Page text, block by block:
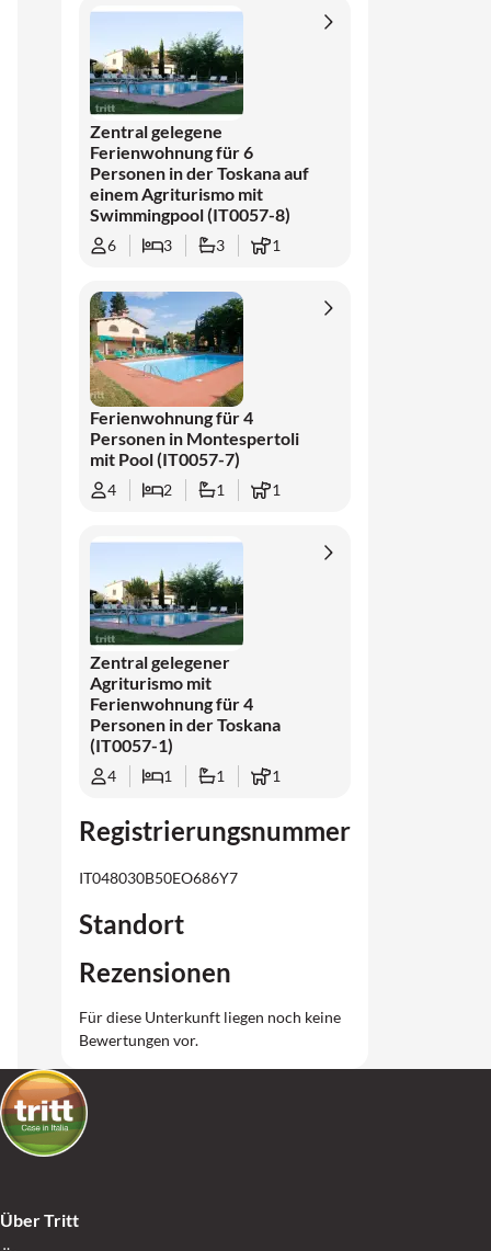
Bauernhöfe besucht werden und
Verkostungen toskanischer Produkte sind
möglich. Bekannte Orte wie Florence, San
Gimignano, Siena, Volterra und Vinci sind in
komfortabler Fahrdistanz und bieten viel
Abwechslung. Ein wunderbarer Ort, um die
Toskana in Ruhe und Vielseitigkeit zu
erleben.
Zentral gelegene
Ferienwohnung für 6
Personen in der Toskana auf
einem Agriturismo mit
Swimmingpool (IT0057-8)
6 3 3 1
Ferienwohnung für 4
Personen in Montespertoli
mit Pool (IT0057-7)
4 2 1 1
Zentral gelegener
Agriturismo mit
Ferienwohnung für 4
Personen in der Toskana
(IT0057-1)
4 1 1 1
Registrierungsnummer
IT048030B50EO686Y7
Standort
Rezensionen
Für diese Unterkunft liegen noch keine
Bewertungen vor.
Über Tritt